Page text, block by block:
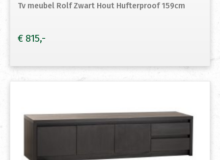
Tv meubel Rolf Zwart Hout Hufterproof 159cm
€ 815